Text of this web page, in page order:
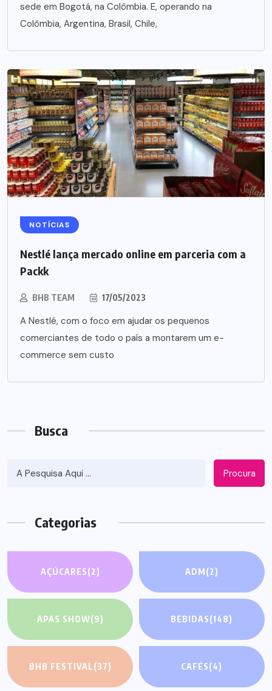
sede em Bogotá, na Colômbia. E, operando na
Colômbia, Argentina, Brasil, Chile,
NOTÍCIAS
Nestlé lança mercado online em parceria com a
Packk
BHB TEAM 17/05/2023
A Nestlé, com o foco em ajudar os pequenos
comerciantes de todo o país a montarem um e-
commerce sem custo
Busca
Procura
Categorias
AÇÚCARES(2) ADM(2)
APAS SHOW(9) BEBIDAS(148)
BHB FESTIVAL(37) CAFÉS(4)